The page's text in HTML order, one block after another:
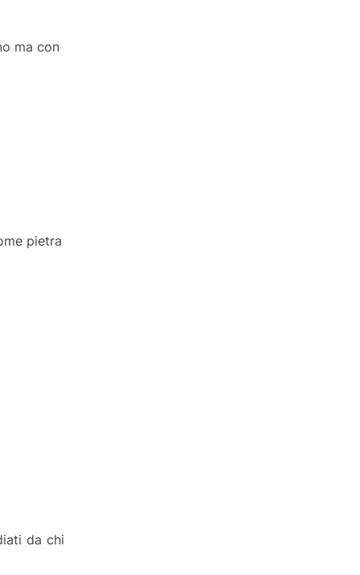
ma con
pietra
da chi